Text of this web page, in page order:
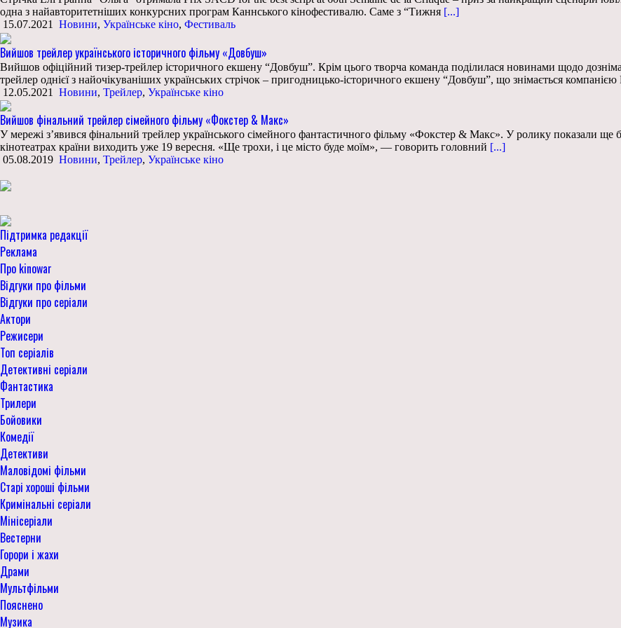
одна з найавторитетніших конкурсних програм Каннського кінофестивалю. Саме з “Тижня [...]
15.07.2021
Новини, Українське кіно, Фестиваль
Вийшов трейлер українського історичного фільму «Довбуш»
Вийшов офіційний тизер-трейлер історичного екшену “Довбуш”. Крім цього творча команда поділилася новинами щодо
трейлер однієї з найочікуваніших українських стрічок – пригодницько-історичного екшену “Довбуш”, що знімається
12.05.2021
Новини, Трейлер, Українське кіно
Вийшов фінальний трейлер сімейного фільму «Фокстер & Макс»
У мережі з’явився фінальний трейлер українського сімейного фантастичного фільму «Фокстер & Макс». У ролику показали ще
кінотеатрах країни виходить уже 19 вересня. «Ще трохи, і це місто буде моїм», — говорить головний [...]
05.08.2019 Новини, Трейлер, Українське кіно
Підтримка редакції
Реклама
Про kinowar
Відгуки про фільми
Відгуки про серіали
Актори
Режисери
Топ серіалів
Детективні серіали
Фантастика
Трилери
Бойовики
Комедії
Детективи
Маловідомі фільми
Старі хороші фільми
Кримінальні серіали
Мінісеріали
Вестерни
Горори і жахи
Драми
Мультфільми
Пояснено
Музика